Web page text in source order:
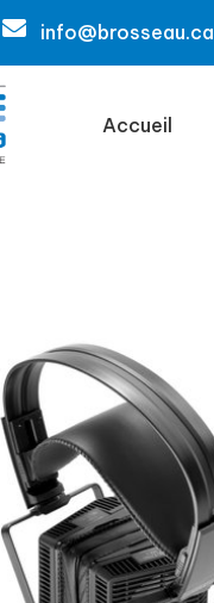
 info@brosseau.ca
Accueil